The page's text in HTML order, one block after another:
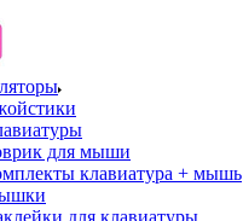
для мыши
клавиатура + мышь
для клавиатуры